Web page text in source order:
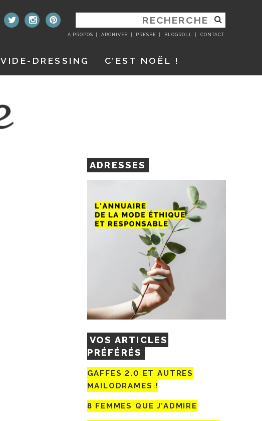
RECHERCHER
:
A PROPOS ARCHIVES PRESSE BLOGROLL CONTACT
VIDE-DRESSING C’EST NOËL !
ADRESSES
VOS ARTICLES
PRÉFÉRÉS
GAFFES 2.0 ET AUTRES
MAILODRAMES !
8 FEMMES QUE J’ADMIRE